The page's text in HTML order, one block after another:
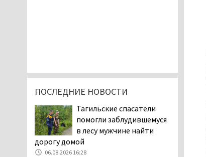
ПОСЛЕДНИЕ НОВОСТИ
Тагильские спасатели
помогли заблудившемуся
в лесу мужчине найти
дорогу домой
06.08.2026 16:28